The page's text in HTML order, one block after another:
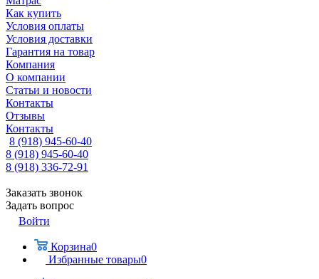
Как купить
Условия оплаты
Условия доставки
Гарантия на товар
Компания
О компании
Статьи и новости
Контакты
Отзывы
Контакты
8 (918) 945-60-40
8 (918) 945-60-40
8 (918) 336-72-91
Заказать звонок
Задать вопрос
Войти
Корзина0
Избранные товары0